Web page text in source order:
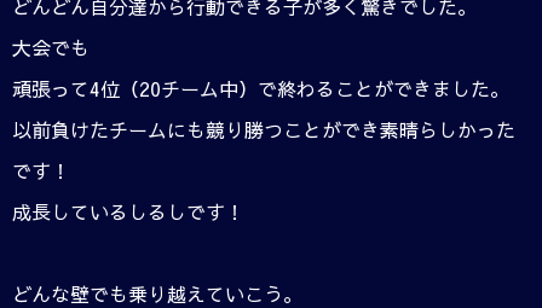
どんどん自分達から行動できる子が多く驚きでした。
大会でも
頑張って4位（20チーム中）で終わることができました。
以前負けたチームにも競り勝つことができ素晴らしかった
です！
成長しているしるしです！
どんな壁でも乗り越えていこう。